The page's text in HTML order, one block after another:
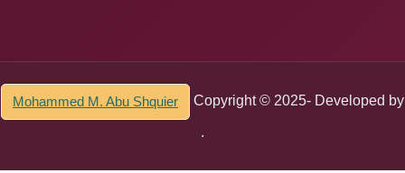
Copyright © 2025- Developed by
Mohammed M. Abu Shquier
.